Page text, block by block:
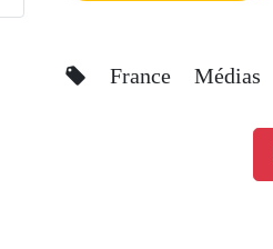
France Médias